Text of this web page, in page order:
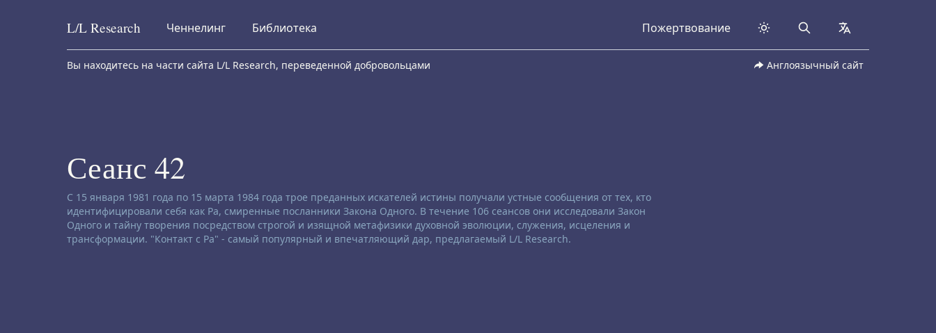
Skip to content
L/L Research Ченнелинг Библиотека Пожертвование Search collapsed
Вы находитесь на части сайта L/L Research, переведенной добровольцами Англоязычный сайт
Сеанс 42
Заявление об отказе от ответственности:
С 15 января 1981 года по 15 марта 1984 года трое преданных искателей истины получали устные сообщения от тех, кто
идентифицировали себя как Ра, смиренные посланники Закона Одного. В течение 106 сеансов они исследовали Закон
Одного и тайну творения посредством строгой и изящной метафизики духовной эволюции, служения, исцеления и
трансформации. "Контакт с Ра" - самый популярный и впечатляющий дар, предлагаемый L/L Research.